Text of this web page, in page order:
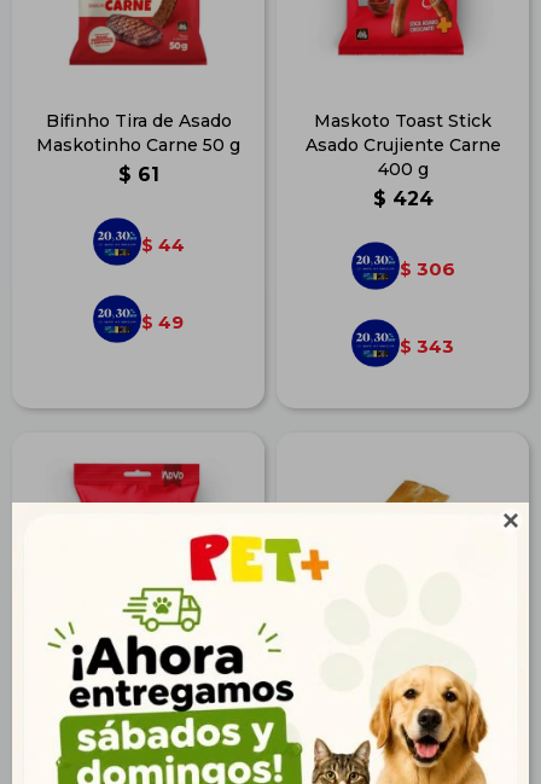

Bifinho Tira de Asado
Maskotinho Carne 50 g
$ 61
$ 44
$ 49
Maskoto Toast Stick
Asado Crujiente Carne
400 g
$ 424
$ 306
$ 343
Maskoto Toast Stick
Asado Crujiente Carne 50
g
Chip Colágeno | Snack
Natural y Saludable para
Perros